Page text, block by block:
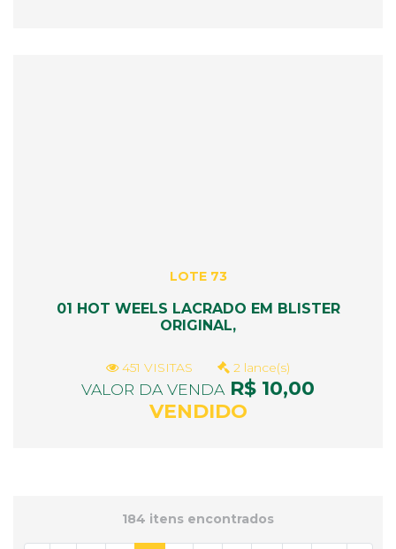
LOTE 73
01 HOT WEELS LACRADO EM BLISTER
ORIGINAL,
451 VISITAS 2 lance(s)
VALOR DA VENDAR$ 10,00
VENDIDO
184 itens encontrados